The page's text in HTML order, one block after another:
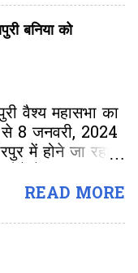
कुछ हजार की
है। कंपनी के दिए
की स्क्रीन
है और किराए
गाड़ी ले भी ली,
होने तक
है।
बनिया को
वैश्य महासभा का
से 8 जनवरी, 2024
में होने जा रहा
वैश्य महासभा की
का चुनाव
READ MORE